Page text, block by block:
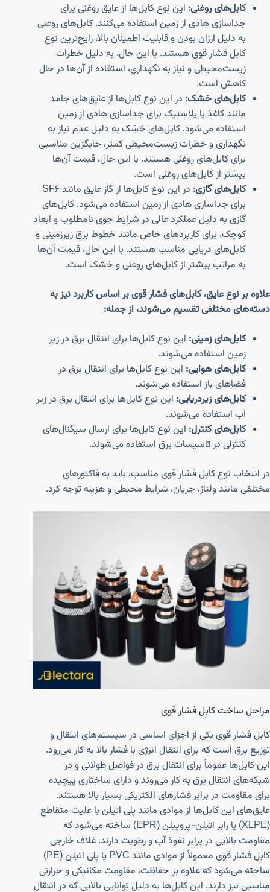
کابل‌های روغنی: این نوع کابل‌ها از عایق روغنی برای
جداسازی هادی از زمین استفاده می‌کنند. کابل‌های روغنی
به دلیل ارزان بودن و قابلیت اطمینان بالا، رایج‌ترین نوع
کابل فشار قوی هستند. با این حال، به دلیل خطرات
زیست‌محیطی و نیاز به نگهداری، استفاده از آن‌ها در حال
کاهش است.
کابل‌های خشک: در این نوع کابل‌ها از عایق‌های جامد
مانند کاغذ یا پلاستیک برای جداسازی هادی از زمین
استفاده می‌شود. کابل‌های خشک به دلیل عدم نیاز به
نگهداری و خطرات زیست‌محیطی کمتر، جایگزین مناسبی
برای کابل‌های روغنی هستند. با این حال، قیمت آن‌ها
بیشتر از کابل‌های روغنی است.
کابل‌های گازی:
در این نوع کابل‌ها از گاز عایق مانند SF6
برای جداسازی هادی از زمین استفاده می‌شود. کابل‌های
گازی به دلیل عملکرد عالی در شرایط جوی نامطلوب و ابعاد
کوچک، برای کاربردهای خاص مانند خطوط برق زیرزمینی و
کابل‌های دریایی مناسب هستند. با این حال، قیمت آن‌ها
به مراتب بیشتر از کابل‌های روغنی و خشک است.
علاوه بر نوع عایق، کابل‌های فشار قوی بر اساس کاربرد نیز به
دسته‌های مختلفی تقسیم می‌شوند، از جمله:
کابل‌های زمینی: این نوع کابل‌ها برای انتقال برق در زیر
زمین استفاده می‌شوند.
کابل‌های هوایی: این نوع کابل‌ها برای انتقال برق در
فضاهای باز استفاده می‌شوند.
کابل‌های زیردریایی: این نوع کابل‌ها برای انتقال برق در زیر
آب استفاده می‌شوند.
کابل‌های کنترل: این نوع کابل‌ها برای ارسال سیگنال‌های
کنترلی در تاسیسات برق استفاده می‌شوند.
در انتخاب نوع کابل فشار قوی مناسب، باید به فاکتورهای
مختلفی مانند ولتاژ، جریان، شرایط محیطی و هزینه توجه کرد.
ﻣﺮاﺣﻞ ﺳﺎﺧﺖ ﮐﺎﺑﻞ ﻓﺸﺎر ﻗﻮی
کابل فشار قوی یکی از اجزای اساسی در سیستم‌های انتقال و
توزیع برق است که برای انتقال انرژی با فشار بالا به کار می‌رود.
این کابل‌ها عموماً برای انتقال برق در فواصل طولانی و در
شبکه‌های انتقال برق به کار می‌روند و دارای ساختاری پیچیده
برای مقاومت در برابر فشارهای الکتریکی بسیار بالا هستند.
عایق‌های این کابل‌ها از موادی مانند پلی اتیلن با علیت متقاطع
(XLPE) یا رابر اتیلن-پروپیلن (EPR) ساخته می‌شود که
مقاومت بالایی در برابر نفوذ آب و رطوبت دارند. غلاف خارجی
کابل فشار قوی معمولاً از موادی مانند PVC یا پلی اتیلن (PE)
ساخته می‌شود که علاوه بر حفاظت، مقاومت مکانیکی و حرارتی
مناسبی نیز دارند. این کابل‌ها به دلیل توانایی بالایی که در انتقال